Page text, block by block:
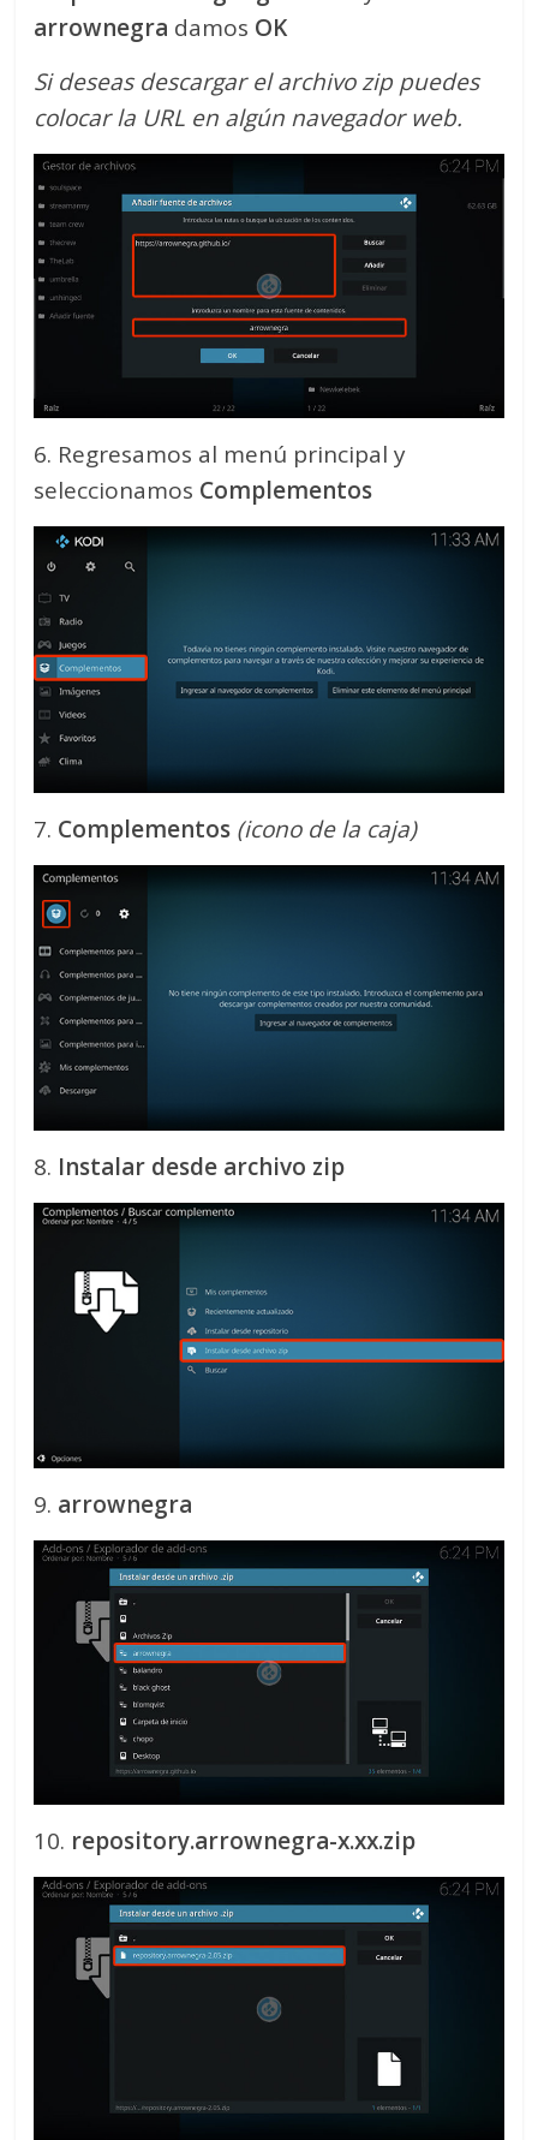
arrownegra damos OK
Si deseas descargar el archivo zip puedes
colocar la URL en algún navegador web.
6. Regresamos al menú principal y
seleccionamos Complementos
7. Complementos (icono de la caja)
8. Instalar desde archivo zip
9. arrownegra
10. repository.arrownegra-x.xx.zip